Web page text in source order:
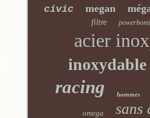
civic megan
filtre
acier
inoxydable
racing hommes
omega sans